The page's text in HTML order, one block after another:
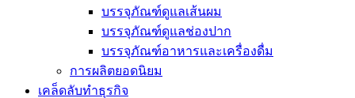
บรรจุภัณฑ์ดูแลเส้นผม
บรรจุภัณฑ์ดูแลช่องปาก
บรรจุภัณฑ์อาหารและเครื่องดื่ม
การผลิตยอดนิยม
เคล็ดลับทำธุรกิจ